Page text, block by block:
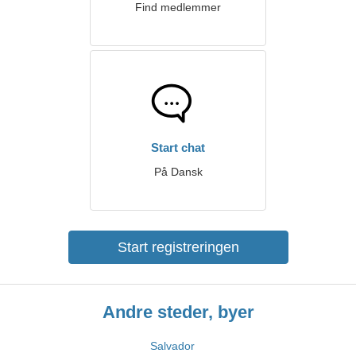
Find medlemmer
Start chat
På Dansk
Start registreringen
Andre steder, byer
Salvador